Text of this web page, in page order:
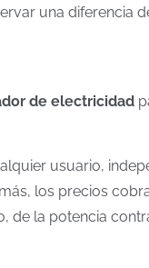
una diferencia
de electricidad
usuario,
los precios
de la potencia